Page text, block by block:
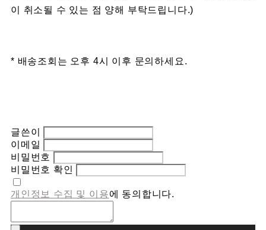
이 취소될 수 있는 점 양해 부탁드립니다.)
* 배송조회는 오후 4시 이후 문의하세요.
글쓴이
이메일
비밀번호
비밀번호 확인
개인정보 수집 및 이용에 동의합니다.